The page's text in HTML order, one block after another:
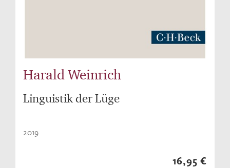
Harald Weinrich
Linguistik der Lüge
2019
16,95 €